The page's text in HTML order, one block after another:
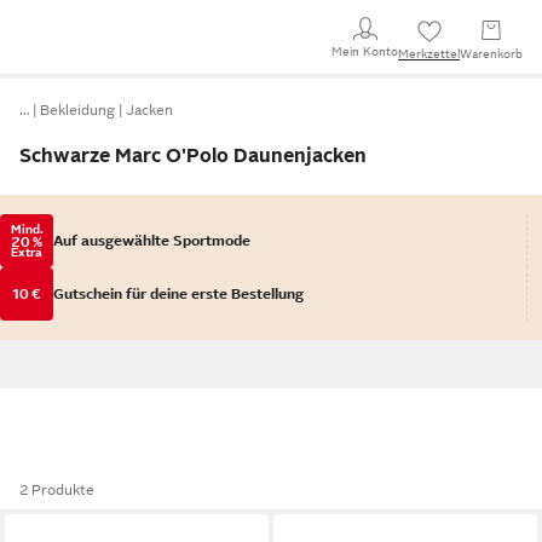
Mein KontoMerkzettel Warenkorb
… Bekleidung Jacken
Schwarze Marc O'Polo Daunenjacken
Mind.
20 %
Extra
Auf ausgewählte Sportmode
10 € Gutschein für deine erste Bestellung
2 Produkte